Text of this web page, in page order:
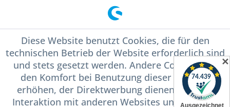
Diese Website benutzt Cookies, die für den
technischen Betrieb der Website erforderlich sind
und stets gesetzt werden. Andere Cookies, die
den Komfort bei Benutzung dieser Website
erhöhen, der Direktwerbung dienen oder die
Interaktion mit anderen Websites und sozialen
✕